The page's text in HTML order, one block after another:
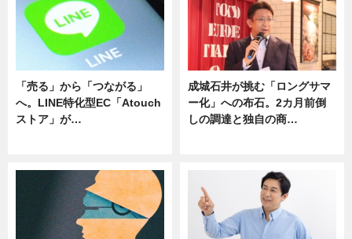
「売る」から「つながる」
へ。LINE特化型EC「Atouch
ストア」が…
成城石井が挑む「ロングサマ
ー化」への布石。2カ月前倒
しの調達と独自の商…